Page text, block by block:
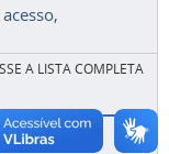
A LISTA COMPLETA